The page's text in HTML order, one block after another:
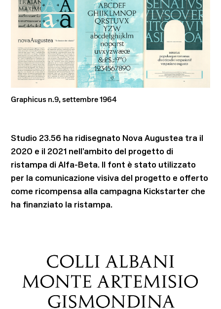
Graphicus n.9, settembre 1964
Studio 23.56 ha ridisegnato Nova Augustea tra il
2020 e il 2021 nell’ambito del progetto di
ristampa diAlfa-Beta. Il font è stato utilizzato
per la comunicazione visiva del progetto e offerto
come ricompensa alla campagna Kickstarter che
ha finanziato la ristampa.